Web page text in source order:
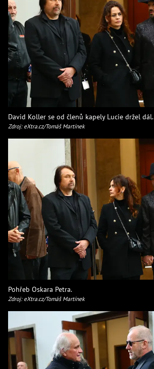
David Koller se od členů kapely Lucie držel dál.
Zdroj: eXtra.cz/Tomáš Martínek
Pohřeb Oskara Petra.
Zdroj: eXtra.cz/Tomáš Martínek